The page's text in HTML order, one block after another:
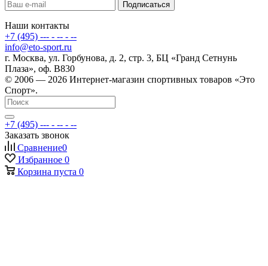
Наши контакты
+7 (495) --- - -- - --
info@eto-sport.ru
г. Москва, ул. Горбунова, д. 2, стр. 3, БЦ «Гранд Сетнунь
Плаза», оф. В830
© 2006 — 2026 Интернет-магазин спортивных товаров «Это
Спорт».
+7 (495) --- - -- - --
Заказать звонок
Сравнение0
Избранное 0
Корзина пуста 0